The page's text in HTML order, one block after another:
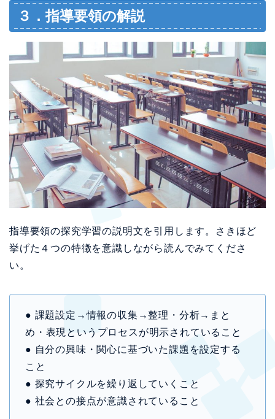
３．指導要領の解説
指導要領の探究学習の説明文を引用します。さきほど
挙げた４つの特徴を意識しながら読んでみてくださ
い。
● 課題設定→情報の収集→整理・分析→まと
め・表現というプロセスが明示されていること
● 自分の興味・関心に基づいた課題を設定する
こと
● 探究サイクルを繰り返していくこと
● 社会との接点が意識されていること